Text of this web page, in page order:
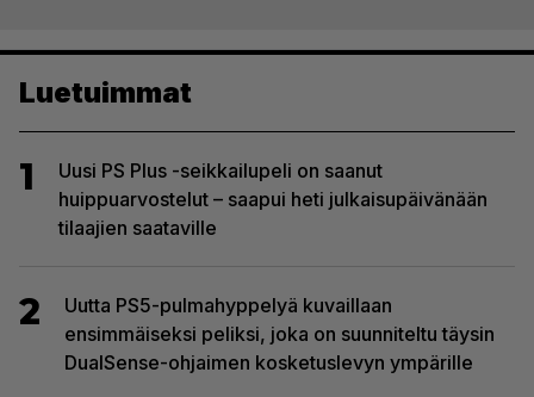
Luetuimmat
1
Uusi PS Plus -seikkailupeli on saanut
huippuarvostelut – saapui heti julkaisupäivänään
tilaajien saataville
2
Uutta PS5-pulmahyppelyä kuvaillaan
ensimmäiseksi peliksi, joka on suunniteltu täysin
DualSense-ohjaimen kosketuslevyn ympärille